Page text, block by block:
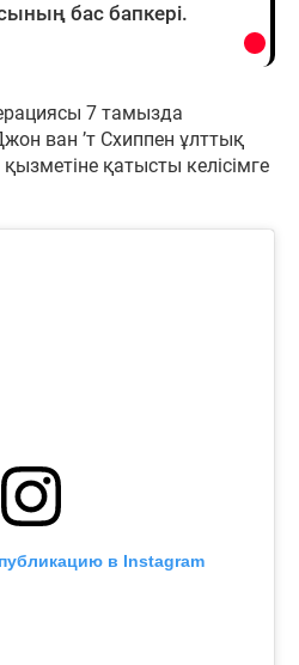
бас бапкері.
7 тамызда
ван ’т Схиппен ұлттық
қатысты келісімге
в Instagram